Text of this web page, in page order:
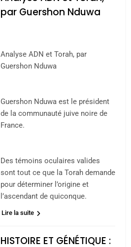
par Guershon Nduwa
Analyse ADN et Torah, par
Guershon Nduwa
Guershon Nduwa est le président
de la communauté juive noire de
France.
Des témoins oculaires valides
sont tout ce que la Torah demande
pour déterminer l’origine et
l’ascendant de quiconque.
Lire la suite
HISTOIRE ET GÉNÉTIQUE :